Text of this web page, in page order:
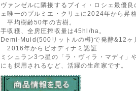
ヴァンゼルに隣接するプイィ・ロシェ最優
ェ唯一のプルミエ・クリュに2024年から昇
平均樹齢50年の古樹。
手収穫、全房圧搾収量は45hl/ha。
Demi-Muid(500リットルの樽)で発酵&12ヶ
2016年からビオディナミ認証
ミシュラン3つ星の「ラ・ヴィラ・マディ」
にも採用されるなど、活躍の生産家です。